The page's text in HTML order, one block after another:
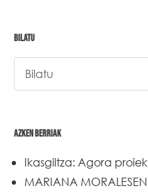
BILATU
AZKEN BERRIAK
Ikasgiltza: Agora
MARIANA